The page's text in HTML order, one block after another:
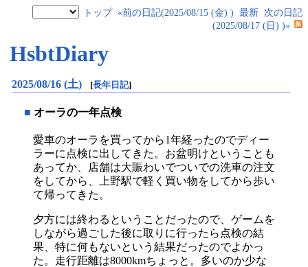
トップ «前の日記(2025/08/15 (金) ) 最新 次の日記
(2025/08/17 (日) )»
HsbtDiary
2025/08/16 (土) [長年日記]
■ オーラの一年点検
愛車のオーラを買ってから1年経ったのでディー
ラーに点検に出してきた。お盆明けということも
あってか、店舗は大賑わいでついでの洗車の注文
をしてから、上野駅で軽く買い物をしてから歩い
て帰ってきた。
夕方には終わるということだったので、ゲームを
しながら過ごした後に取りに行ったら点検の結
果、特に何もないという結果だったのでよかっ
た。走行距離は8000kmちょっと。多いのか少な